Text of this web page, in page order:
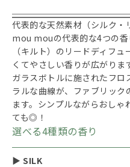
代表的な天然素材（シルク・
mou mouの代表的な4つの香
（キルト）のリードディフ
くてやさしい香りが広がりま
ガラスボトルに施されたフロ
ラルな曲線が、ファブリッ
ます。シンプルながらおしゃ
ても◎！
選べる4種類の香り
▶ SILK